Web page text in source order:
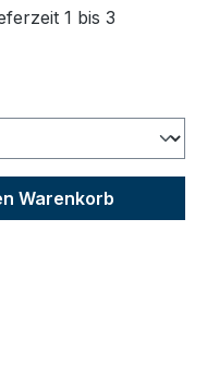
1 bis 3
Warenkorb